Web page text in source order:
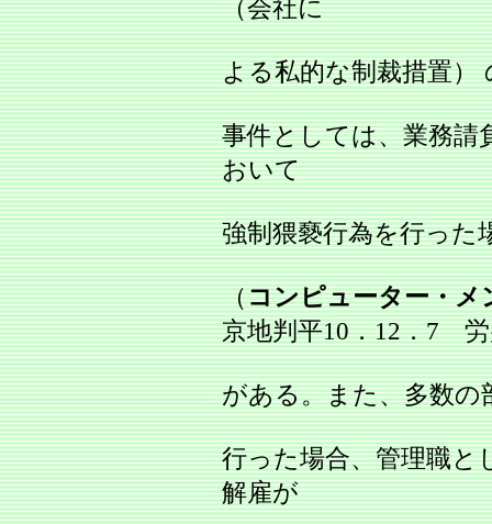
（会社に
よる私的な制裁措置）
事件としては、業務請
おいて
強制猥褻行為を行った
（コンピューター・メ
京地判平10．12．7 労
がある。また、多数の
行った場合、管理職と
解雇が